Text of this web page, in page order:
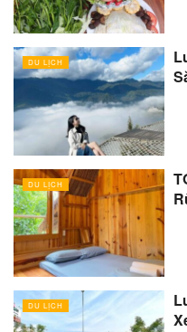
DU LỊCH
DU LỊCH
DU LỊCH